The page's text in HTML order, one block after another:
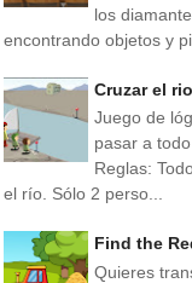
los
encontrando objetos y
Cruzar el
Juego de
pasar a
Reglas:
el río. Sólo 2 perso...
Find the
Quieres